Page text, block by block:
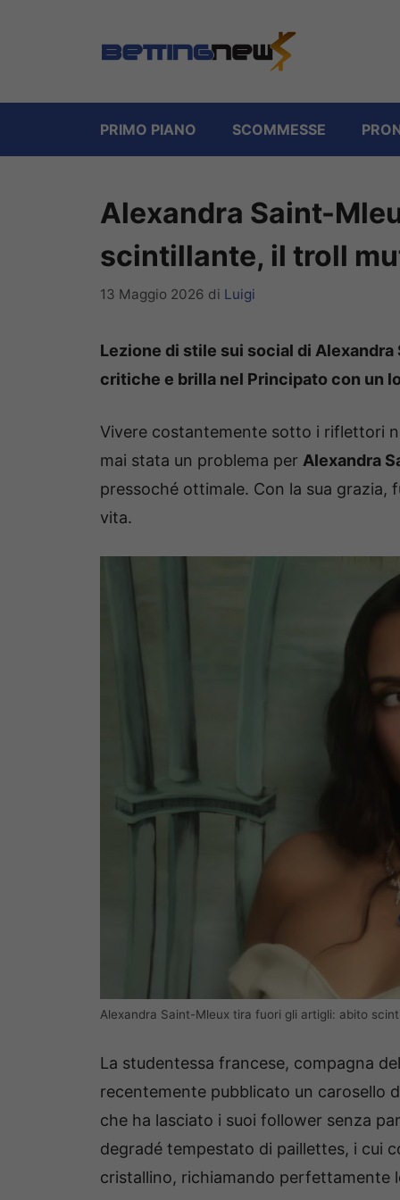
PRIMO PIANO SCOMMESSE
Alexandra Saint-
scintillante, il troll
13 Maggio 2026 di Luigi
Lezione di stile sui social di
critiche e brilla nel Principato con un
Vivere costantemente sotto i riflettori
mai stata un problema per Alexandra
pressoché ottimale. Con la sua grazia,
vita.
Alexandra Saint-Mleux tira fuori gli artigli: abito
La studentessa francese, compagna
recentemente pubblicato un carosello
che ha lasciato i suoi follower senza
degradé tempestato di paillettes, i cui
cristallino, richiamando perfettamente